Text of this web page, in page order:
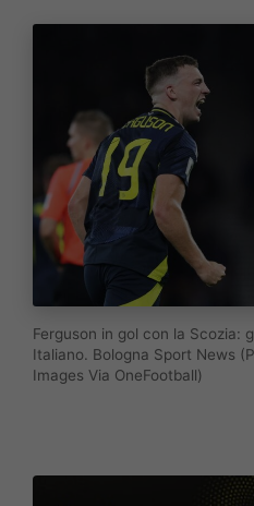
Ferguson in gol con la Scozia:
Italiano. Bologna Sport News
Images Via OneFootball)